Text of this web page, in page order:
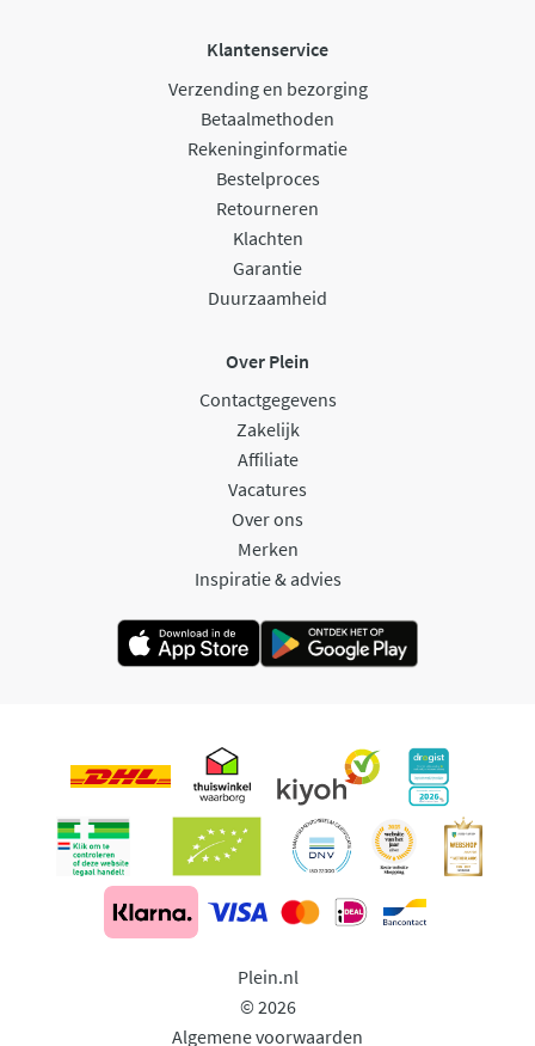
Klantenservice
Verzending en bezorging
Betaalmethoden
Rekeninginformatie
Bestelproces
Retourneren
Klachten
Garantie
Duurzaamheid
Over Plein
Contactgegevens
Zakelijk
Affiliate
Vacatures
Over ons
Merken
Inspiratie & advies
Plein.nl
© 2026
Algemene voorwaarden